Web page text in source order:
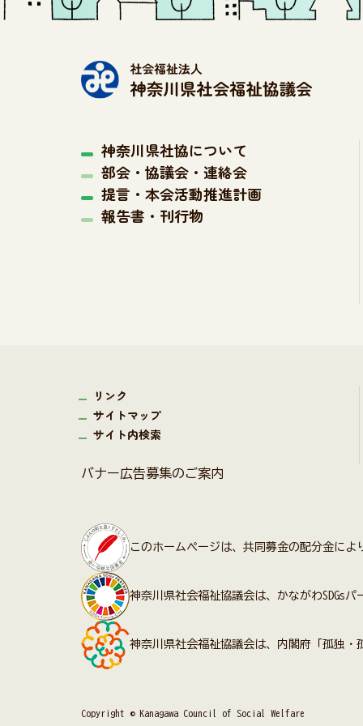
神奈川県社協について
部会・協議会・連絡会
提言・本会活動推進計画
報告書・刊行物
リンク
サイトマップ
サイト内検索
バナー広告募集のご案内
このホームページは、共同募金の配分金によ
神奈川県社会福祉協議会は、かながわSDGs
神奈川県社会福祉協議会は、内閣府「孤独
Copyright © Kanagawa Council of Social Welfare